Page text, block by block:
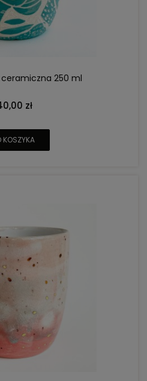
ceramiczna 250 ml
zł
KOSZYKA